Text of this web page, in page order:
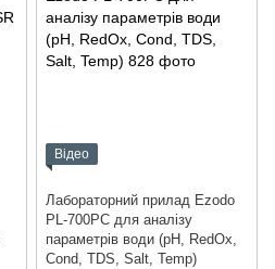
Відео
Лабораторний прилад Ezodo
PL-700PC для аналізу
параметрів води (рН, RedOx,
Cond, TDS, Salt, Temp)